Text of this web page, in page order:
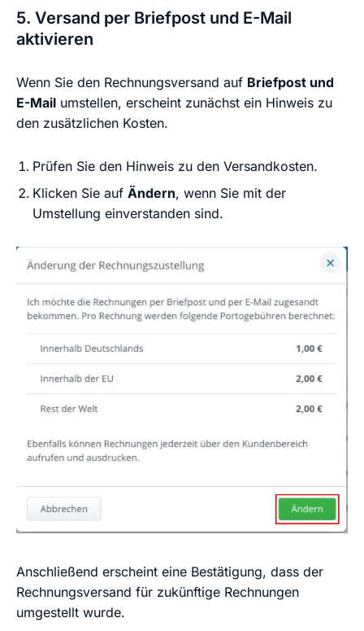
5. Versand per Briefpost und E-Mail
aktivieren
Wenn Sie den Rechnungsversand auf Briefpost und
E-Mail umstellen, erscheint zunächst ein Hinweis zu
den zusätzlichen Kosten.
Prüfen Sie den Hinweis zu den Versandkosten.
Klicken Sie auf Ändern, wenn Sie mit der
Umstellung einverstanden sind.
Anschließend erscheint eine Bestätigung, dass der
Rechnungsversand für zukünftige Rechnungen
umgestellt wurde.